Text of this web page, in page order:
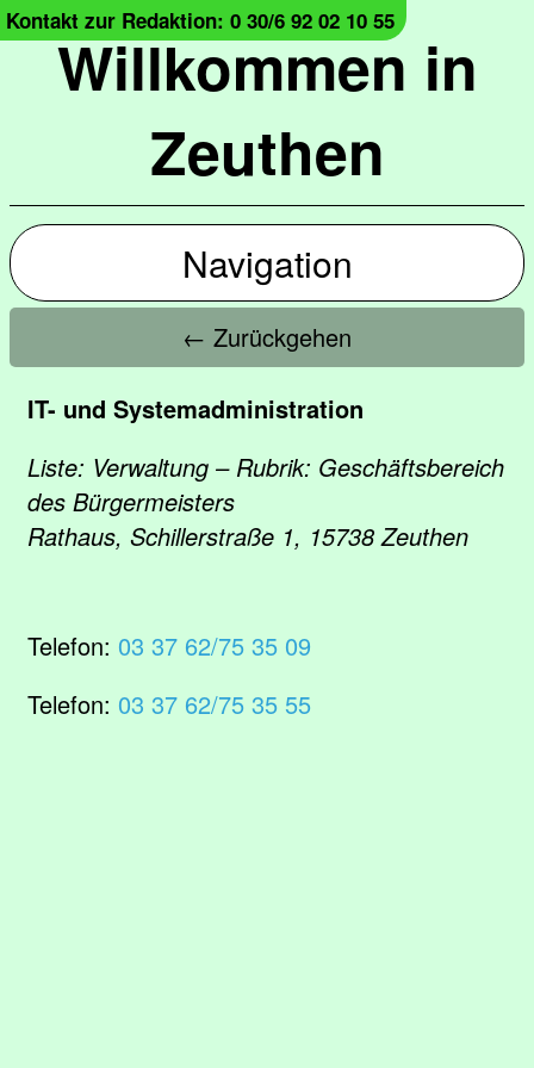
Willkommen in
Zeuthen
Kontakt zur Redaktion: 0 30/6 92 02 10 55
Navigation
← Zurückgehen
IT- und Systemadministration
Liste: Verwaltung – Rubrik: Geschäftsbereich
des Bürgermeisters
Rathaus, Schillerstraße 1, 15738 Zeuthen
Telefon: 03 37 62/75 35 09
Telefon: 03 37 62/75 35 55